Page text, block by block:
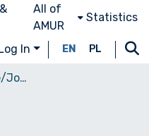
All of
AMUR
Statistics
In EN PL
Czasopisma naukowe/Journals